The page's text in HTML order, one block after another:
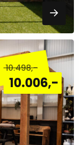
10.498,-
10.006,-